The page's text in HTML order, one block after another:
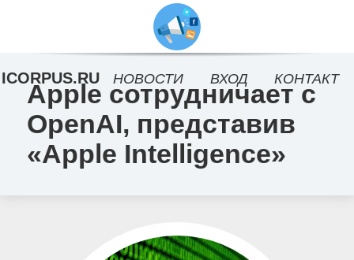
Apple сотрудничает с
OpenAI, представив
«Apple Intelligence»
ICORPUS.RU НОВОСТИ ВХОД КОНТАКТ